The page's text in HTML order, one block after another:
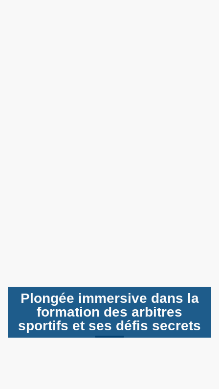
Plongée immersive dans la
formation des arbitres
sportifs et ses défis secrets